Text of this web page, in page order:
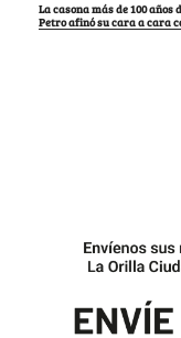
La casona más de 100
Petro afinó su cara a cara